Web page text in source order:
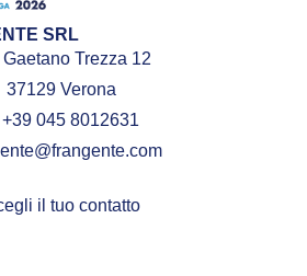
SRL
Trezza 12
37129 Verona
+39 045 8012631
il tuo contatto